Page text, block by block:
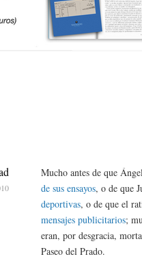
Mucho antes de que
de sus ensayos, o de que
deportivas, o de que el
mensajes publicitarios;
eran, por desgracia,
Paseo del Prado.